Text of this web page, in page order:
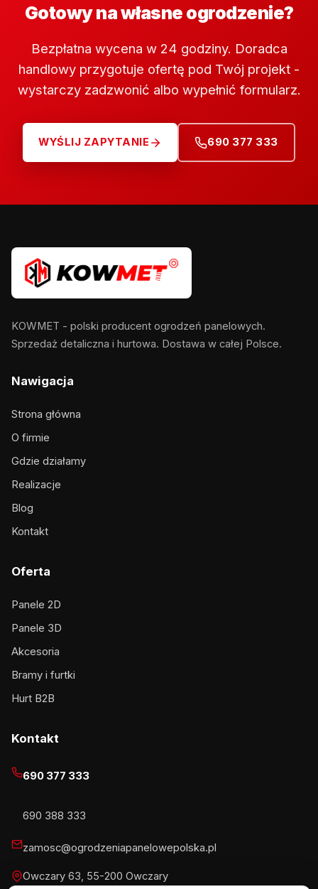
Gotowy na własne ogrodzenie?
Bezpłatna wycena w 24 godziny. Doradca
handlowy przygotuje ofertę pod Twój projekt -
wystarczy zadzwonić albo wypełnić formularz.
WYŚLIJ ZAPYTANIE 690 377 333
KOWMET - polski producent ogrodzeń panelowych.
Sprzedaż detaliczna i hurtowa. Dostawa w całej Polsce.
Nawigacja
Strona główna
O firmie
Gdzie działamy
Realizacje
Blog
Kontakt
Oferta
Panele 2D
Panele 3D
Akcesoria
Bramy i furtki
Hurt B2B
Kontakt
690 377 333
690 388 333
zamosc@ogrodzeniapanelowepolska.pl
Owczary 63, 55-200 Owczary